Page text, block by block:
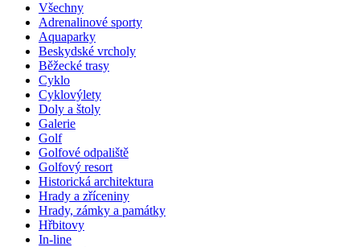
Všechny
Adrenalinové sporty
Aquaparky
Beskydské vrcholy
Běžecké trasy
Cyklo
Cyklovýlety
Doly a štoly
Galerie
Golf
Golfové odpaliště
Golfový resort
Historická architektura
Hrady a zříceniny
Hrady, zámky a památky
Hřbitovy
In-line